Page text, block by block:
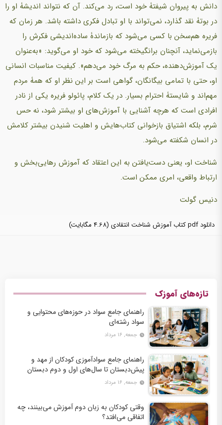
دانش به پیروان شیفتۀ خود است، رد می‌کند. آن که نتواند اندیشۀ او را
در بوتۀ نقد گذارد، نمی‌تواند با او تبادل فکری داشته باشد. هر زمان که
فریره هم‌سخن با کسی می‌شود که بازماندۀ ساده‌اندیشی فکرش را
بازمی‌نماید، آنچنان برانگیخته می‌شود که خود او می‌گوید: «به‌عنوان
یک آموزش‌دهنده، حکم به مرگ خود می‌دهم». کیفیت مناسبات انسانی
او، حتی با تمامی بیگانگان، گواهی است بر این نظر او که همۀ مردم
مهم‌اند و شایستۀ احترام بسیار. در یک کلام، پائولو فریره یکی از نادر
افرادی است که هرچه آشنایی با آموزش‌های او بیشتر شود، نه حس
شرم، بلکه اشتیاق بازخوانی کتاب‌هایش و اهلیت شنیدن بیشتر کلامش
در انسان شکفته می‌شود.
شناخت او، یعنی دست‌یافتن به این اعتقاد که آموزش رهایی‌بخش و
ارتباط واقعی، امری ممکن است.
دنیس گولت
دانلود pdf کتاب آموزش شناخت انتقادی (4.68 مگابایت)
تازه‌های آموزک
راهنمای جامع سواد در حوزه‌های محتوایی و
سواد رشته‌ای
جمعه, ۱۶ مرداد
راهنمای جامع سوادآموزی کودکان از مهد و
پیش‌دبستان تا سال‌های اول و دوم دبستان
جمعه, ۱۶ مرداد
وقتی کودکان به زبان دوم آموزش می‌بینند، چه
اتفاقی می‌افتد؟